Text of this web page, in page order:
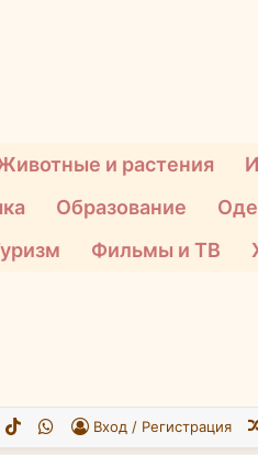
и растения
Образование
Фильмы и ТВ
Вход / Регистрация
WhatsApp
TikTok